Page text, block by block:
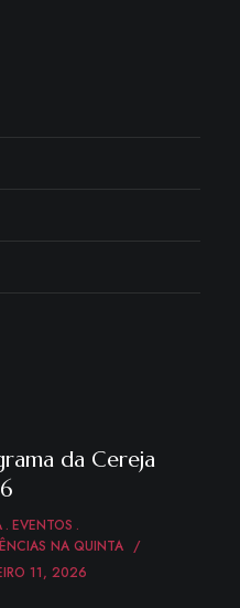
da Cereja
EVENTOS
NA QUINTA
11, 2026